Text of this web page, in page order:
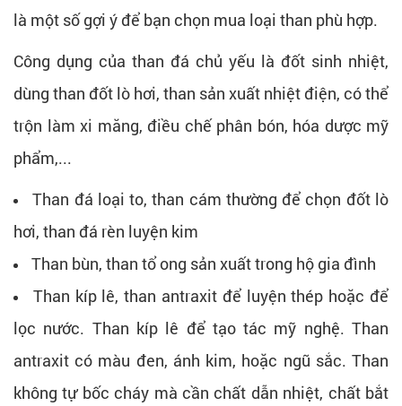
là một số gợi ý để bạn chọn mua loại than phù hợp.
Công dụng của than đá chủ yếu là đốt sinh nhiệt,
dùng than đốt lò hơi, than sản xuất nhiệt điện, có thể
trộn làm xi măng, điều chế phân bón, hóa dược mỹ
phẩm,...
Than đá loại to, than cám thường để chọn đốt lò
hơi, than đá rèn luyện kim
Than bùn, than tổ ong sản xuất trong hộ gia đình
Than kíp lê, than antraxit để luyện thép hoặc để
lọc nước. Than kíp lê để tạo tác mỹ nghệ. Than
antraxit có màu đen, ánh kim, hoặc ngũ sắc. Than
không tự bốc cháy mà cần chất dẫn nhiệt, chất bắt